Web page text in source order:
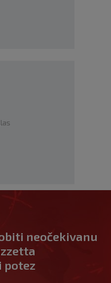
neočekivanu
potez